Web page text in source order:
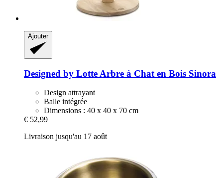
Ajouter
Designed by Lotte Arbre à Chat en Bois Sinora
Design attrayant
Balle intégrée
Dimensions : 40 x 40 x 70 cm
€ 52,99
Livraison jusqu'au 17 août